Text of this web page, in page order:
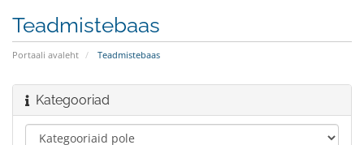
Teadmistebaas
Portaali avaleht Teadmistebaas
Kategooriad